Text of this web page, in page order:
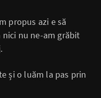
propus azi e să
nici nu ne-am grăbit
și o luăm la pas prin